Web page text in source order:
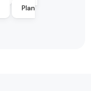
Plan